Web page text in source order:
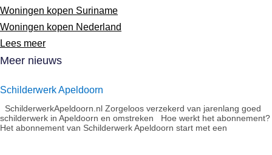
Woningen kopen Suriname
Woningen kopen Nederland
Lees meer
Meer nieuws
Schilderwerk Apeldoorn
SchilderwerkApeldoorn.nl Zorgeloos verzekerd van jarenlang goed
schilderwerk in Apeldoorn en omstreken Hoe werkt het abonnement?​
Het abonnement van Schilderwerk Apeldoorn start met een